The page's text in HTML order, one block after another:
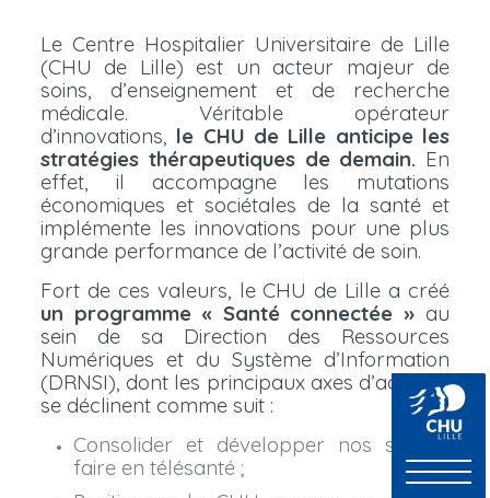
Le Centre Hospitalier Universitaire de Lille
(CHU de Lille) est un acteur majeur de
soins, d’enseignement et de recherche
médicale. Véritable opérateur
d’innovations, le CHU de Lille anticipe les
stratégies thérapeutiques de demain. En
effet, il accompagne les mutations
économiques et sociétales de la santé et
implémente les innovations pour une plus
grande performance de l’activité de soin.
Fort de ces valeurs, le CHU de Lille a créé
un programme « Santé connectée » au
sein de sa Direction des Ressources
Numériques et du Système d’Information
(DRNSI), dont les principaux axes d’activités
se déclinent comme suit :
Consolider et développer nos savoir-
faire en télésanté ;